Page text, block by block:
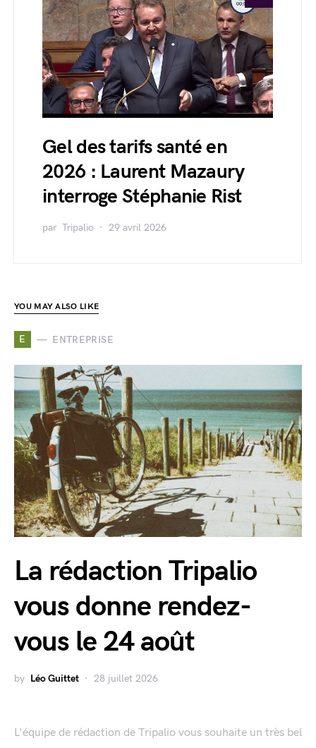
Gel des tarifs santé en
2026 : Laurent Mazaury
interroge Stéphanie Rist
par Tripalio 29 avril 2026
YOU MAY ALSO LIKE
E ENTREPRISE
La rédaction Tripalio
vous donne rendez-
vous le 24 août
by Léo Guittet 28 juillet 2026
L'équipe de rédaction de Tripalio vous souhaite un très bel